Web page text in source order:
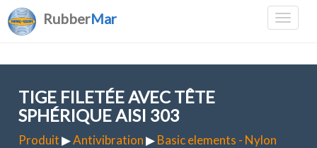
RubberMar
TIGE FILETÉE AVEC TÊTE
SPHÉRIQUE AISI 303
Produit▶Antivibration▶Basic elements - Nylon